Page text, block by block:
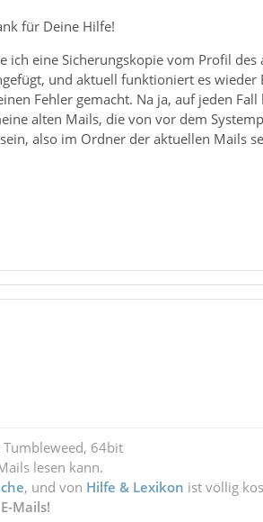
für Deine Hilfe!
ich eine Sicherungskopie vom Profil
und aktuell funktioniert es
Fehler gemacht. Na ja, auf jeden
alten Mails, die von vor dem
also im Ordner der aktuellen Mails
Tumbleweed, 64bit
lesen kann.
, und von Hilfe & Lexikon ist völlig
Mails!